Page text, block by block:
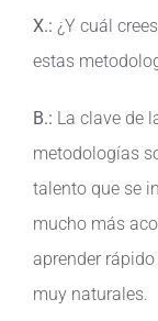
X.: ¿Y cuál
estas
B.: La clave de
metodologías
talento que se
mucho más
aprender
muy naturales.